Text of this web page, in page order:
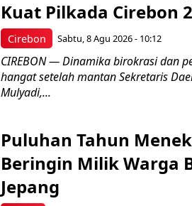
Cirebon
Kuat Pilkada Cirebon
Sabtu, 8 Agu 2026 - 10:12
CIREBON — Dinamika birokrasi dan
hangat setelah mantan Sekretaris
Mulyadi,...
Puluhan Tahun
Beringin Milik Warga
Jepang